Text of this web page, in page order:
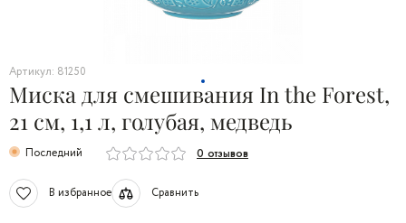
Артикул: 81250
Миска для смешивания In the Forest,
21 см, 1,1 л, голубая, медведь
Последний 0 отзывов
В избранное Сравнить